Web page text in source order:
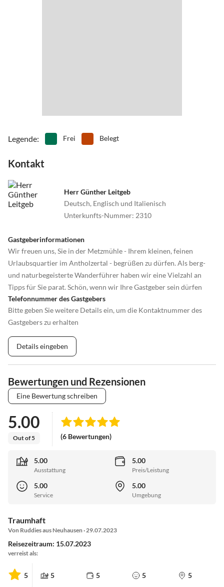
Legende: Frei Belegt
Kontakt
Herr Günther Leitgeb
Deutsch, Englisch und Italienisch
Unterkunfts-Nummer: 2310
Gastgeberinformationen
Wir freuen uns, Sie in der Metzmühle - Ihrem kleinen, feinen
Urlaubsquartier im Antholzertal - begrüßen zu dürfen. Als berg-
und naturbegeisterte Wanderführer haben wir eine Vielzahl an
Tipps für Sie parat. Schön, wenn wir Ihre Gastgeber sein dürfen
Telefonnummer des Gastgebers
Bitte geben Sie weitere Details ein, um die Kontaktnummer des
Gastgebers zu erhalten
Details eingeben
Bewertungen und Rezensionen
Eine Bewertung schreiben
5.00
Out of 5 (6 Bewertungen)
5.00
Ausstattung
5.00
Preis/Leistung
5.00
Service
5.00
Umgebung
Traumhaft
Von Ruddies aus Neuhausen · 29.07.2023
Reisezeitraum: 15.07.2023
verreist als:
5 5 5 5 5